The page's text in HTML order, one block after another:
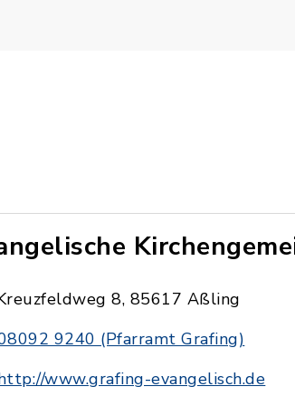
8, 85617 Aßling
9240 (Pfarramt Grafing)
www.grafing-evangelisch.de